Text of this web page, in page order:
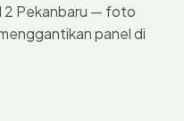
2 Pekanbaru — foto
panel di